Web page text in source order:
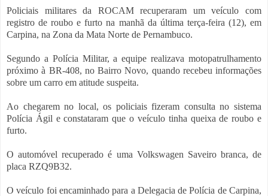
Policiais militares da ROCAM recuperaram um veículo com
registro de roubo e furto na manhã da última terça-feira (12), em
Carpina, na Zona da Mata Norte de Pernambuco.
Segundo a Polícia Militar, a equipe realizava motopatrulhamento
próximo à BR-408, no Bairro Novo, quando recebeu informações
sobre um carro em atitude suspeita.
Ao chegarem no local, os policiais fizeram consulta no sistema
Polícia Ágil e constataram que o veículo tinha queixa de roubo e
furto.
O automóvel recuperado é uma Volkswagen Saveiro branca, de
placa RZQ9B32.
O veículo foi encaminhado para a Delegacia de Polícia de Carpina,